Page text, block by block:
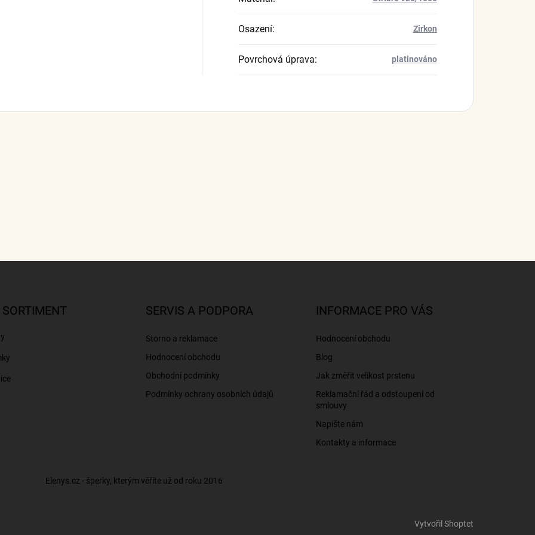
Osazení: Zirkon
Povrchová úprava: platinováno
SERVIS A PODPORA
Storno a reklamace
Hodnocení obchodu
Obchodní podmínky
Podmínky ochrany osobních údajů
INFORMACE PRO VÁS
Hodnocení obchodu
Blog
Jak změřit velikost prstenu
Reklamační řád a odstoupení od
smlouvy
Napište nám
Kontakty a informace
Elenys.cz - šperky, kterým věříte už od roku 2016
Vytvořil Shoptet